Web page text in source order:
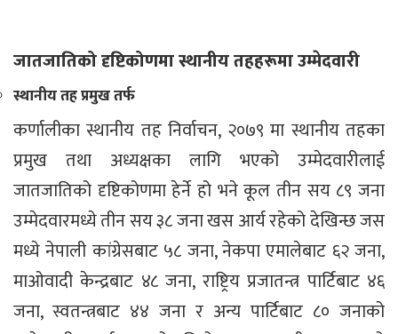
जातजातिको दृष्टिकोणमा स्थानीय तहहरूमा उम्मेदवारी
स्थानीय तह प्रमुख तर्फ
कर्णालीका स्थानीय तह निर्वाचन, २०७९ मा स्थानीय तहका
प्रमुख तथा अध्यक्षका लागि भएको उम्मेदवारीलाई
जातजातिको दृष्टिकोणमा हेर्ने हो भने कूल तीन सय ८९ जना
उम्मेदवारमध्ये तीन सय ३८ जना खस आर्य रहेको देखिन्छ जस
मध्ये नेपाली कांग्रेसबाट ५८ जना, नेकपा एमालेबाट ६२ जना,
माओवादी केन्द्रबाट ४८ जना, राष्ट्रिय प्रजातन्त्र पार्टिबाट ४६
जना, स्वतन्त्रबाट ४४ जना र अन्य पार्टिबाट ८० जनाको